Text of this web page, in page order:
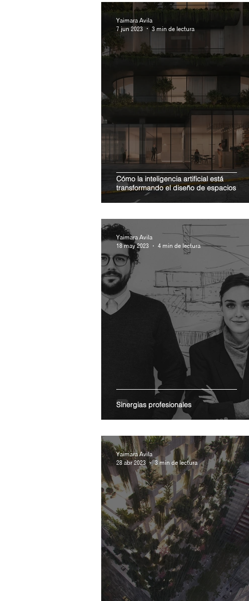
Cómo la inteligencia artificial está
transformando el diseño de espacios
Yaimara Avila
7 jun 2023
3 min de lectura
Sinergias profesionales
Yaimara Avila
18 may 2023
4 min de lectura
Yaimara Avila
28 abr 2023
3 min de lectura